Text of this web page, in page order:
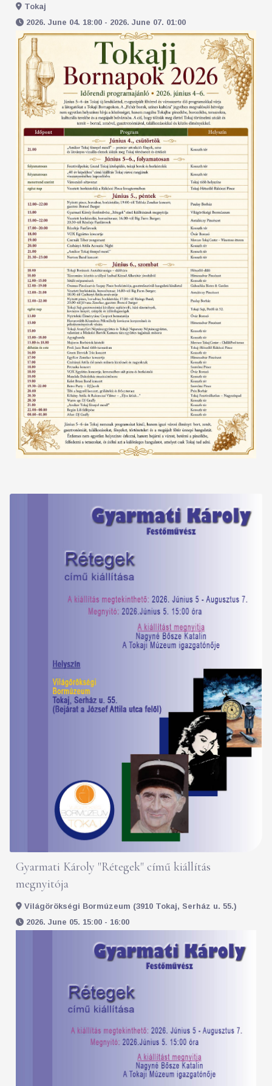
Tokaj
2026. June 04. 18:00 - 2026. June 07. 01:00
Gyarmati Károly "Rétegek" című kiállítás
megnyitója
Világörökségi Bormúzeum (3910 Tokaj, Serház u. 55.)
2026. June 05. 15:00 - 16:00